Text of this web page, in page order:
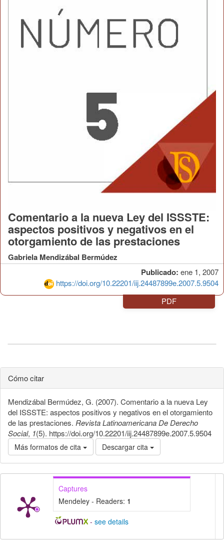
Publicado: ene 1, 2007
https://doi.org/10.22201/iij.24487899e.2007.5.9504
Comentario a la nueva Ley del ISSSTE:
aspectos positivos y negativos en el
otorgamiento de las prestaciones
Gabriela Mendizábal Bermúdez
PDF
Cómo citar
Mendizábal Bermúdez, G. (2007). Comentario a la nueva Ley
del ISSSTE: aspectos positivos y negativos en el otorgamiento
de las prestaciones. Revista Latinoamericana De Derecho
Social, 1(5). https://doi.org/10.22201/iij.24487899e.2007.5.9504
Más formatos de cita Descargar cita
Captures
Mendeley - Readers: 1
- see details